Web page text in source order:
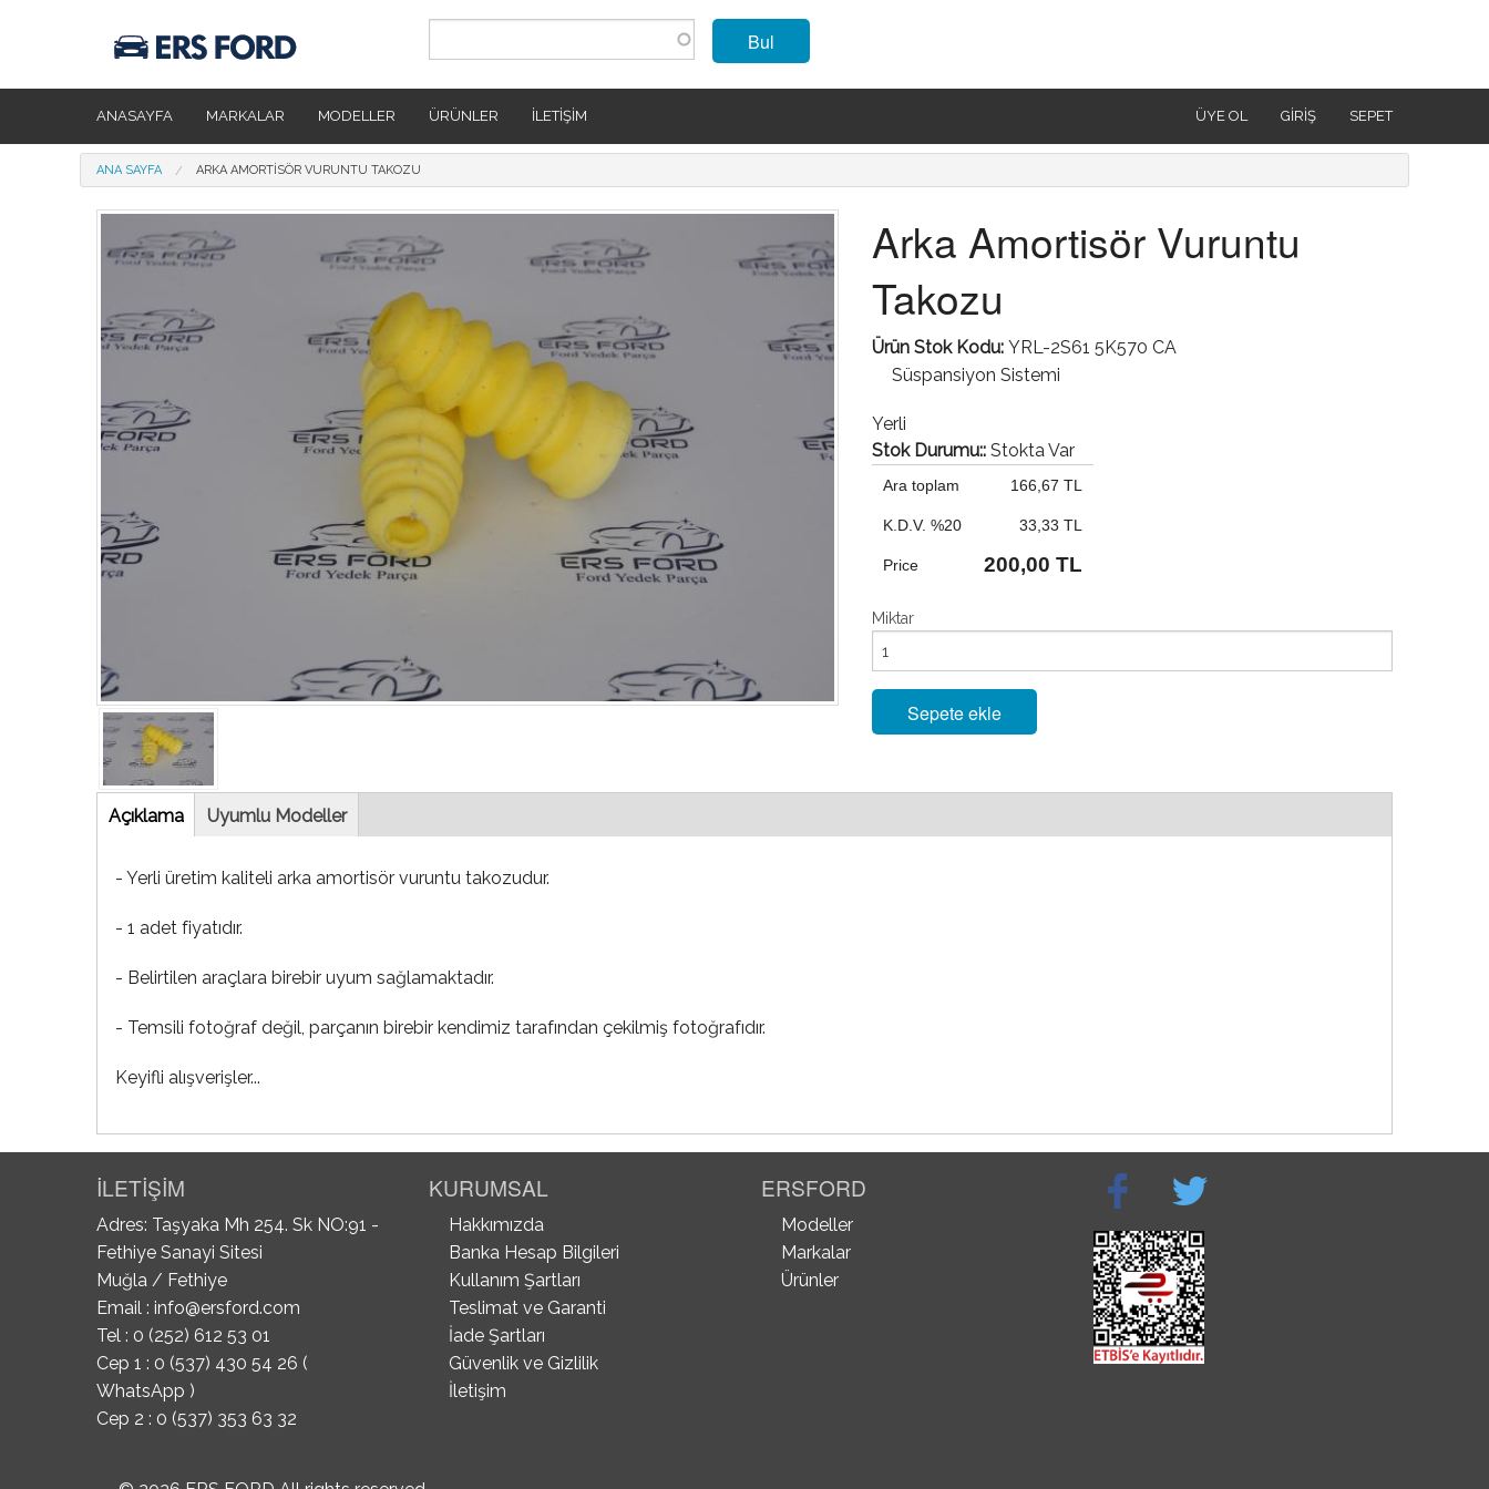
Bul
ANASAYFA MARKALAR MODELLER ÜRÜNLER İLETIŞIM ÜYE OL GIRIŞ SEPET
Buradasınız
ANA SAYFA ARKA AMORTISÖR VURUNTU TAKOZU
Arka Amortisör Vuruntu
Takozu
Ürün Stok Kodu: YRL-2S61 5K570 CA
Süspansiyon Sistemi
Yerli
Stok Durumu:: Stokta Var
Ara toplam 166,67 TL
K.D.V. %20 33,33 TL
Price 200,00 TL
Miktar
Sepete ekle
Tab
Açıklama(etkin
sekme)
Uyumlu Modeller
- Yerli üretim kaliteli arka amortisör vuruntu takozudur.
- 1 adet fiyatıdır.
- Belirtilen araçlara birebir uyum sağlamaktadır.
- Temsili fotoğraf değil, parçanın birebir kendimiz tarafından çekilmiş fotoğrafıdır.
Keyifli alışverişler...
İLETİŞİM
Adres: Taşyaka Mh 254. Sk NO:91 -
Fethiye Sanayi Sitesi
Muğla / Fethiye
Email : info@ersford.com
Tel : 0 (252) 612 53 01
Cep 1 : 0 (537) 430 54 26 (
WhatsApp )
Cep 2 : 0 (537) 353 63 32
KURUMSAL
Hakkımızda
Banka Hesap Bilgileri
Kullanım Şartları
Teslimat ve Garanti
İade Şartları
Güvenlik ve Gizlilik
İletişim
ERSFORD
Modeller
Markalar
Ürünler